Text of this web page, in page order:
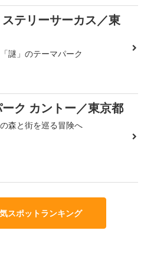
テリーサーカス／東
謎」のテーマパーク
ク カントー／東京都
森と街を巡る冒険へ
スポットランキング